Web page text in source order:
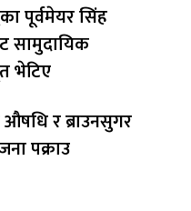
पूर्वमेयर सिंह
सामुदायिक
भेटिए
औषधि र ब्राउनसुगर
पक्राउ